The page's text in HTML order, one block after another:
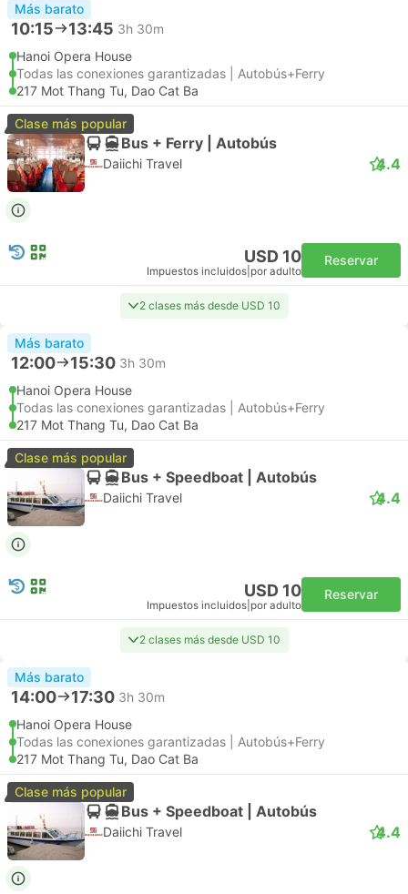
Más barato
10:15 13:45 3h 30m
Hanoi Opera House
Todas las conexiones garantizadas | Autobús+Ferry
217 Mot Thang Tu, Dao Cat Ba
Clase más popular
Bus + Ferry | Autobús
Daiichi Travel 4.4
USD 10
Impuestos incluidos por adulto
Reservar
2 clases más desde USD 10
Más barato
12:00 15:30 3h 30m
Hanoi Opera House
Todas las conexiones garantizadas | Autobús+Ferry
217 Mot Thang Tu, Dao Cat Ba
Clase más popular
Bus + Speedboat | Autobús
Daiichi Travel 4.4
USD 10
Impuestos incluidos por adulto
Reservar
2 clases más desde USD 10
Más barato
14:00 17:30 3h 30m
Hanoi Opera House
Todas las conexiones garantizadas | Autobús+Ferry
217 Mot Thang Tu, Dao Cat Ba
Clase más popular
Bus + Speedboat | Autobús
Daiichi Travel 4.4